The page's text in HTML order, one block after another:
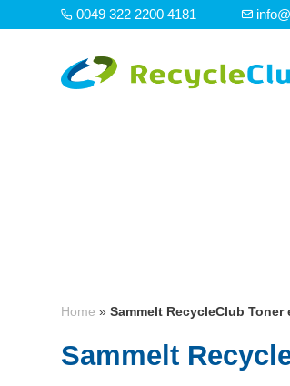
0049 322 2200 4181
Home »Sammelt RecycleClub Toner
Sammelt